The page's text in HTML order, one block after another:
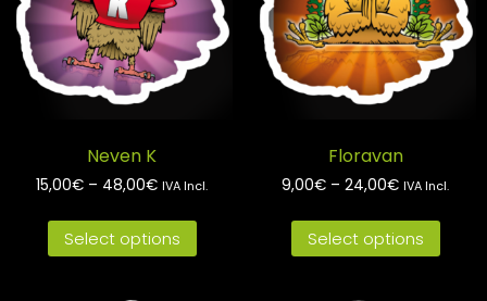
Neven K
15,00€ – 48,00€ IVA Incl.
Select options
Floravan
9,00€ – 24,00€ IVA Incl.
Select options